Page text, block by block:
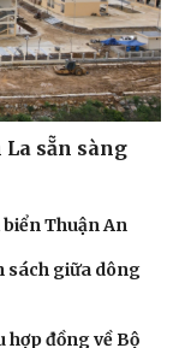
sẵn sàng
Thuận An
sách giữa dông
hợp đồng về Bộ